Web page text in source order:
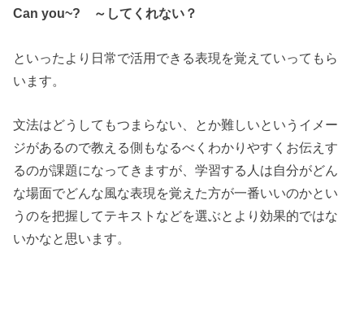
Can you~? ～してくれない？
といったより日常で活用できる表現を覚えていってもら
います。
文法はどうしてもつまらない、とか難しいというイメー
ジがあるので教える側もなるべくわかりやすくお伝えす
るのが課題になってきますが、学習する人は自分がどん
な場面でどんな風な表現を覚えた方が一番いいのかとい
うのを把握してテキストなどを選ぶとより効果的ではな
いかなと思います。